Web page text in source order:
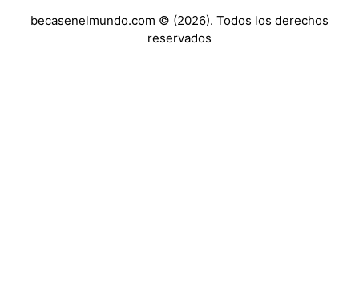
becasenelmundo.com © (2026). Todos los derechos
reservados